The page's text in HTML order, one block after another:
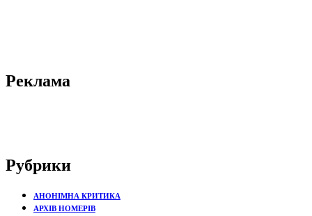
Реклама
Рубрики
АНОНІМНА КРИТИКА
АРХІВ НОМЕРІВ